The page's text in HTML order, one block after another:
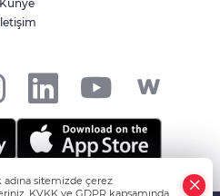
Künye
-HABER YAZILIMIve
sitemizde çerez
KVKK ve GDPR kapsamında